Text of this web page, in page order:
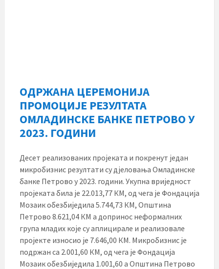
ОДРЖАНА ЦЕРЕМОНИЈА
ПРОМОЦИЈЕ РЕЗУЛТАТА
ОМЛАДИНСКЕ БАНКЕ ПЕТРОВО У
2023. ГОДИНИ
Десет реализованих пројеката и покренут један
микробизнис резултати су дјеловања Омладинске
банке Петрово у 2023. години. Укупна вриједност
пројеката била је 22.013,77 КМ, од чега је Фондација
Мозаик обезбиједила 5.744,73 КМ, Општина
Петрово 8.621,04 КМ а допринос неформалних
група младих које су аплицирале и реализовале
пројекте износио је 7.646,00 КМ. Микробизнис је
подржан са 2.001,60 КМ, од чега је Фондација
Мозаик обезбиједила 1.001,60 а Општина Петрово